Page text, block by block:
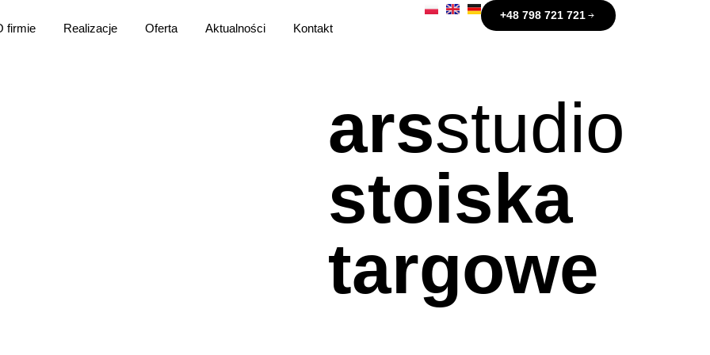
firmie Realizacje Oferta Aktualności Kontakt
+48 798 721 721
arsstudio
stoiska
targowe